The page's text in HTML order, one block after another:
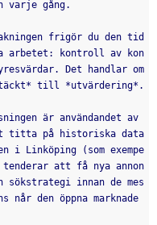
varje gång.
frigör du den tid
arbetet: kontroll av kon
Det handlar om
är användandet av
titta på historiska data
i Linköping (som exempe
att få nya annon
innan de mes
den öppna marknade